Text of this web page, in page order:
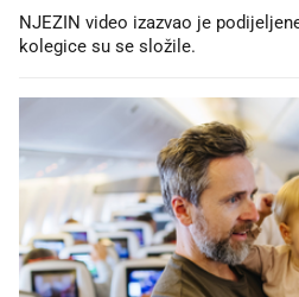
NJEZIN video izazvao je
kolegice su se složile.